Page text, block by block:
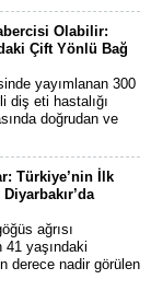
Olabilir:
Çift Yönlü Bağ
yayımlanan 300
diş eti hastalığı
doğrudan ve
Türkiye’nin İlk
ağrısı
yaşındaki
derece nadir görülen